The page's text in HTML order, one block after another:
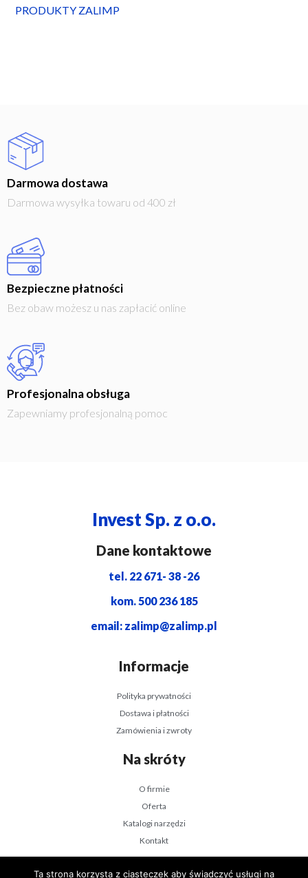
PRODUKTY ZALIMP
Darmowa dostawa
Darmowa wysyłka towaru od 400 zł
Bezpieczne płatności
Bez obaw możesz u nas zapłacić online
Profesjonalna obsługa
Zapewniamy profesjonalną pomoc
Invest Sp. z o.o.
Dane kontaktowe
tel. 22 671- 38 -26
kom. 500 236 185
email: zalimp@zalimp.pl
Informacje
Polityka prywatności
Dostawa i płatności
Zamówienia i zwroty
Na skróty
O firmie
Oferta
Katalogi narzędzi
Kontakt
ZALIMP © 2021 Wszystkie prawa zastrzeżone.
Ta strona korzysta z ciasteczek aby świadczyć usługi na